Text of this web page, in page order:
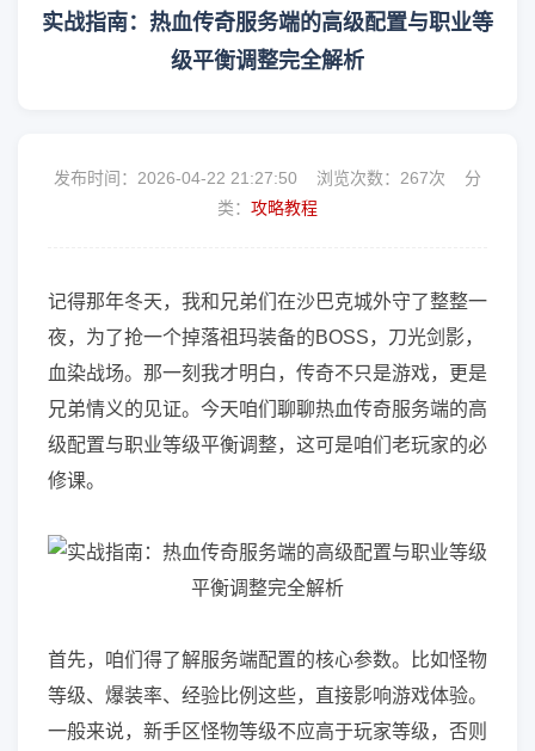
实战指南：热血传奇服务端的高级配置与职业等
级平衡调整完全解析
发布时间：2026-04-22 21:27:50 浏览次数： 267次 分
类： 攻略教程
记得那年冬天，我和兄弟们在沙巴克城外守了整整一
夜，为了抢一个掉落祖玛装备的BOSS，刀光剑影，
血染战场。那一刻我才明白，传奇不只是游戏，更是
兄弟情义的见证。今天咱们聊聊热血传奇服务端的高
级配置与职业等级平衡调整，这可是咱们老玩家的必
修课。
首先，咱们得了解服务端配置的核心参数。比如怪物
等级、爆装率、经验比例这些，直接影响游戏体验。
一般来说，新手区怪物等级不应高于玩家等级，否则